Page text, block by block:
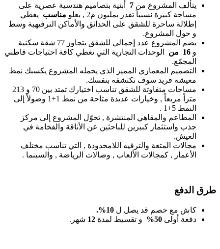
يتألف المشروع من 7
أبنية بتصاميم هندسية عصرية على
مساحة كبيرة نسبياً تقدر بمليون م2 , بعلو
مناسب يعطي
إطلالة ساحرة للشقق على الحدائق والأماكن الترفيهية وسط
و حول المشروع.
يضم المشروع عدد إجمالي للشقق يتجاوز 77 شقة سكنية
و 16 من
الوحدات التجارية التي تغطي كافة احتياجات قاطني
المجمّع.
التصميم المعماري المميز الذي يحمله المشروع يكسبك نمط
معيشة فريد سوف تكتشفه بنفسك.
مساحات متفاوتة للشقق تناسب اختيارك تمتد بين 70 و 213
متراً مربعاً , وخيارات عديدة متاحة من نمط 1+1 وصولاً إلى
النمط 5+1 .
المطاعم والمقاهي المنتشرة , تحوّل المشروع إلى مركز
جذب واستثمار كبيرين للباحثين عن الأناقة والفخامة في
العيش.
مجالات المتعة والترفيه اللامحدودة , التي تناسب مختلف
الأعمار , كمجالات الألعاب , وصالات الرياضة , والسينما .
طرق الدفع
كاش مع خصم قد يصل ل 10
%
.
دفعة أولى 50
% و تقسيط لمدة 12 شهر.